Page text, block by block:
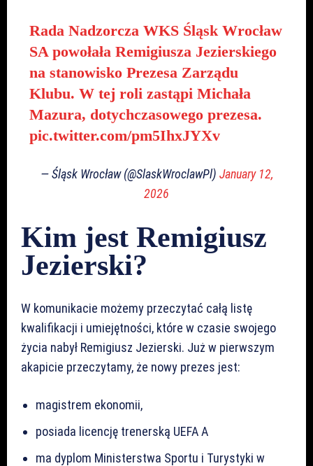
Rada Nadzorcza WKS Śląsk Wrocław
SA powołała Remigiusza Jezierskiego
na stanowisko Prezesa Zarządu
Klubu. W tej roli zastąpi Michała
Mazura, dotychczasowego prezesa.
pic.twitter.com/pm5IhxJYXv
— Śląsk Wrocław (@SlaskWroclawPl) January 12,
2026
Kim jest Remigiusz
Jezierski?
W komunikacie możemy przeczytać całą listę
kwalifikacji i umiejętności, które w czasie swojego
życia nabył Remigiusz Jezierski. Już w pierwszym
akapicie przeczytamy, że nowy prezes jest:
magistrem ekonomii,
posiada licencję trenerską UEFA A
ma dyplom Ministerstwa Sportu i Turystyki w